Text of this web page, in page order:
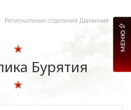
Региональные отделения Движения
Бурятия
МЕНЮ